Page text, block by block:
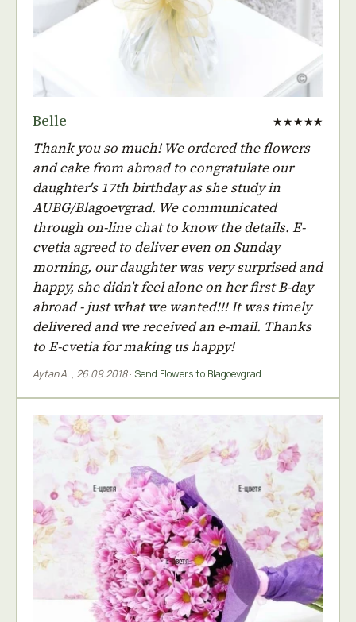
Belle ★★★★★
Thank you so much! We ordered the flowers
and cake from abroad to congratulate our
daughter's 17th birthday as she study in
AUBG/Blagoevgrad. We communicated
through on-line chat to know the details. E-
cvetia agreed to deliver even on Sunday
morning, our daughter was very surprised and
happy, she didn't feel alone on her first B-day
abroad - just what we wanted!!! It was timely
delivered and we received an e-mail. Thanks
to E-cvetia for making us happy!
Aytan A. , 26.09.2018· Send Flowers to Blagoevgrad